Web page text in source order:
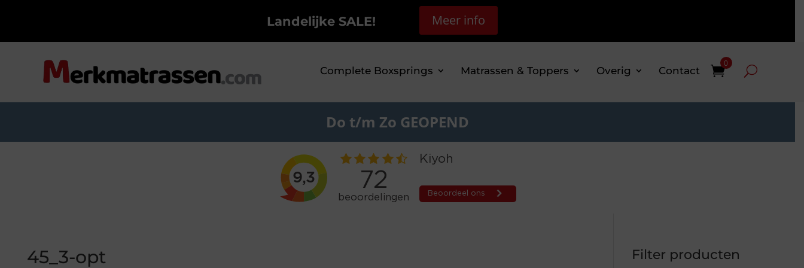
Landelijke SALE! Meer info
Complete Boxsprings Matrassen & Toppers Overig Contact
0
Do t/m Zo GEOPEND
45_3-opt Filter producten